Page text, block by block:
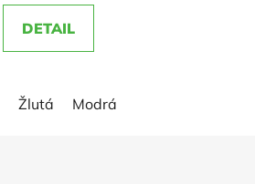
5,0
z
DETAIL
Žlutá Modrá